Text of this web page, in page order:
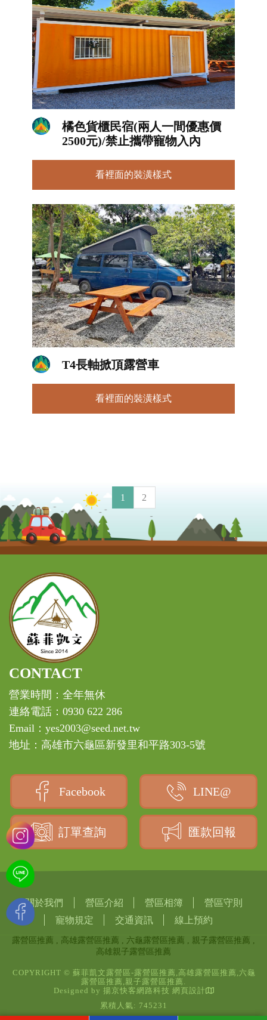
橘色貨櫃民宿(兩人一間優惠價
2500元)/禁止攜帶寵物入內
看裡面的裝潢樣式
T4長軸掀頂露營車
看裡面的裝潢樣式
1 2
CONTACT
營業時間：全年無休
連絡電話：0930 622 286
Email：yes2003@seed.net.tw
地址：高雄市六龜區新發里和平路303-5號
Facebook LINE@
訂單查詢 匯款回報
關於我們 營區介紹 營區相簿
營區守則
寵物規定
交通資訊 線上預約
露營區推薦 高雄露營區推薦 六龜露營區推薦
親子露營區推薦
高雄親子露營區推薦
COPYRIGHT © 蘇菲凱文露營區-露營區推薦,高雄露營區推薦,六龜
露營區推薦,親子露營區推薦.
Designed by 揚京快客網路科技 網頁設計
累積人氣: 745231